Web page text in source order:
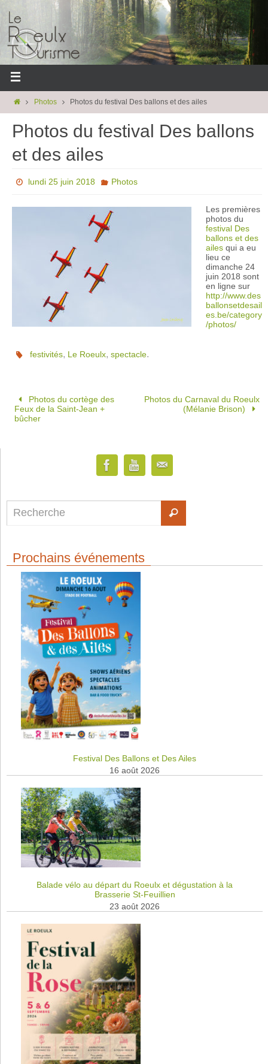
Photos Photos du festival Des ballons et des ailes
Photos du festival Des ballons
et des ailes
lundi 25 juin 2018 Photos
Les premières
photos du
festival Des
ballons et des
ailes qui a eu
lieu ce
dimanche 24
juin 2018 sont
en ligne sur
http://www.des
ballonsetdesail
es.be/category
/photos/
festivités, Le Roeulx,spectacle.
Photos du cortège des
Feux de la Saint-Jean +
bûcher
Photos du Carnaval du Roeulx
(Mélanie Brison)
Prochains événements
Festival Des Ballons et Des Ailes
16 août 2026
Balade vélo au départ du Roeulx et dégustation à la
Brasserie St-Feuillien
23 août 2026